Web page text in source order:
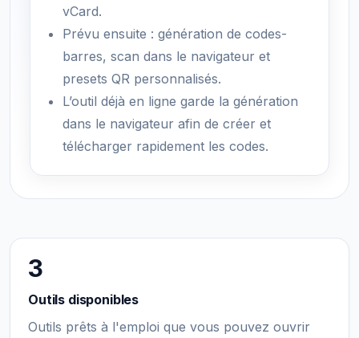
vCard.
Prévu ensuite : génération de codes-
barres, scan dans le navigateur et
presets QR personnalisés.
L’outil déjà en ligne garde la génération
dans le navigateur afin de créer et
télécharger rapidement les codes.
3
Outils disponibles
Outils prêts à l'emploi que vous pouvez ouvrir